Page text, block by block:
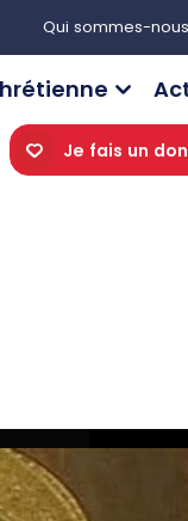
Qui sommes-nous
Je fais un don